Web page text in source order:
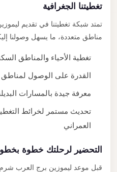
تغطيتنا الجغرافية
تمتد شبكة تغطيتنا في تقديم
مناطق متعددة، ما يسهل وصولنا
تغطية الأحياء والمناطق
القدرة على الوصول لمناطق
معرفة جيدة بالمسارات البديلة
تحديث مستمر لخرائط
العمراني
التحضير لرحلتك خطوة بخطوة
قبل موعد ليموزين برج العرب شرم